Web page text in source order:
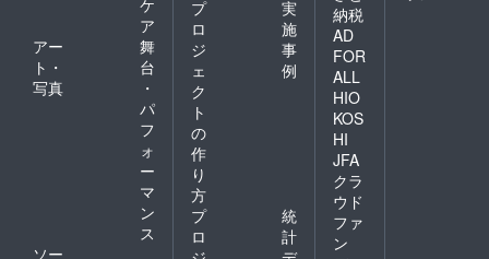
ア
アー
ト・
写真
舞
台
・
パ
フ
ォ
ー
マ
ン
ス
ソー
プ
ロ
ジ
ェ
ク
ト
の
作
り
方
実
施
事
例
プ
ロ
統
計
納税
AD
FOR
ALL
HIO
KOS
HI
JFA
クラ
ウド
ファ
ン